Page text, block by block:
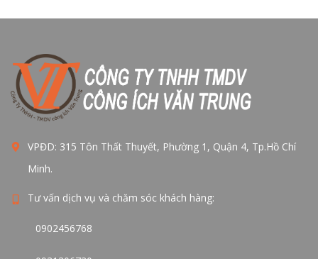
VPĐD: 315 Tôn Thất Thuyết, Phường 1, Quận 4, Tp.Hồ Chí
Minh.
Tư vấn dịch vụ và chăm sóc khách hàng:
0902456768